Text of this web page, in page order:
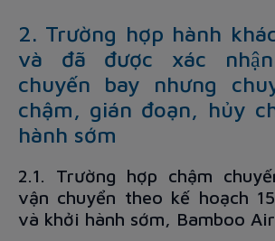
2. Trường hợp hành
và đã được xác
chuyến bay nhưng
chậm, gián đoạn, hủy
hành sớm
2.1. Trường hợp chậm
vận chuyển theo kế hoạch
và khởi hành sớm, Bamboo